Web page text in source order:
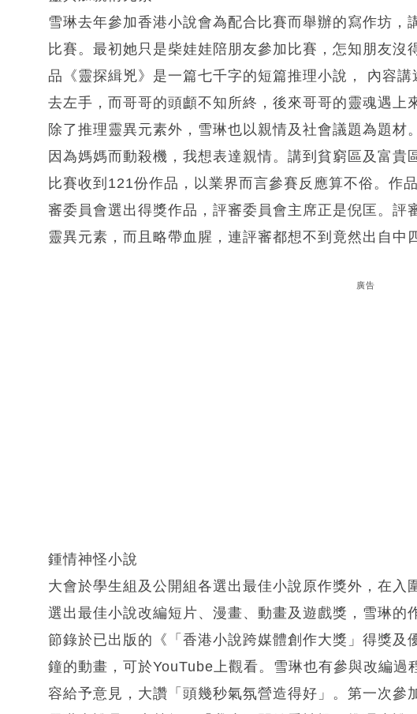
雪琳去年參加香港小說會為配合比賽而舉辦的寫作坊，
比賽。最初她只是柴娃娃陪朋友參加比賽，怎知朋友
品《靈探緝兇》是一篇七千字的短篇推理小說， 內容
去左手，而哥哥的頭顱不知所終，後來哥哥的靈魂遇上
除了推理靈異元素外，雪琳也以親情及社會議題為題材
因為媽媽而動殺機，我想表達親情。講到貧窮區及富貴
比賽收到121份作品，以業界而言參賽反應算不俗。作
審委員會選出得獎作品，評審委員會主席正是倪匡。評
靈異元素，而且略帶血腥，連評審都想不到竟然出自中
廣告
鍾情神怪小說
大會於學生組及公開組各選出最佳小說原作獎外，在入
選出最佳小說改編短片、漫畫、動畫及遊戲獎，雪琳的
節錄於已出版的《「香港小說跨媒體創作大獎」得獎及
鐘的動畫，可於YouTube上觀看。雪琳也有參與改編過
容給予意見，大讚「頭幾秒氣氛營造得好」。第一次參